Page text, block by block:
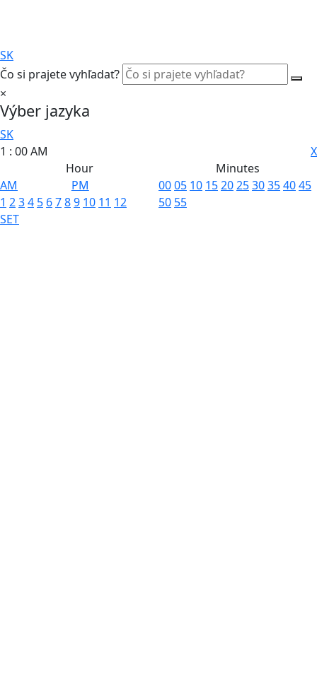
SK
Čo si prajete vyhľadať?
×
Výber jazyka
SK
X
1 : 00AM
Hour
Minutes
AM
PM
1 234 5 6789 10 11 12
0005 10 15202530354045
50 55
SET